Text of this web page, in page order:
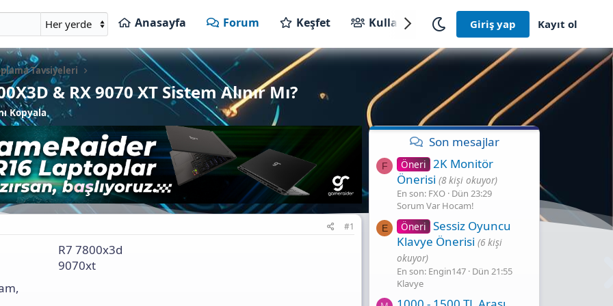
Anasayfa Forum Keşfet Kullanıcılar Giriş yap Kayıt ol
Tavsiyeleri
& RX 9070 XT Sistem Alınır Mı?
Kopyala
#1
R7 7800x3d
9070xt
Son mesajlar
F Öneri 2K Monitör
Önerisi (8 kişi okuyor)
En son: FXO Dün 23:29
Sorum Var Hocam!
E Öneri Sessiz Oyuncu
Klavye Önerisi (6 kişi
okuyor)
En son: Engin147 Dün 21:55
Klavye